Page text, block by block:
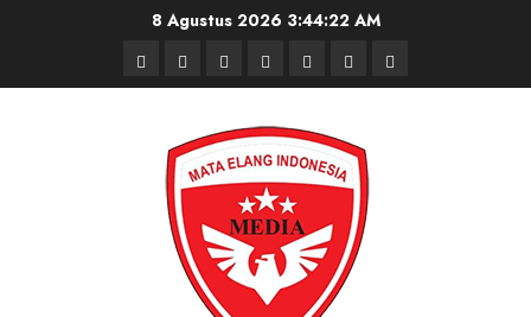
8 Agustus 2026 3:44:23 AM
BerandaNasionalDaerahHukum
dan
Kriminal
Pendidikan
Box
Redaksi
Iklan